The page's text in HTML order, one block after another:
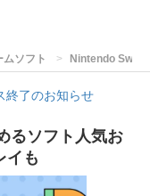
ソフト Nintendo
終了のお知らせ
るソフト人気お
イも